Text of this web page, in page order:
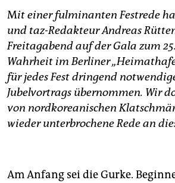
unterstützen
abo
genossenschaft
epaper login
Mit einer fulminanten Festrede
und taz-Redakteur Andreas
Freitagabend auf der Gala zum
Wahrheit im Berliner
für jedes Fest dringend
Jubelvortrags übernommen. Wir
von nordkoreanischen
wieder unterbrochene Rede an
Am Anfang sei die Gurke.